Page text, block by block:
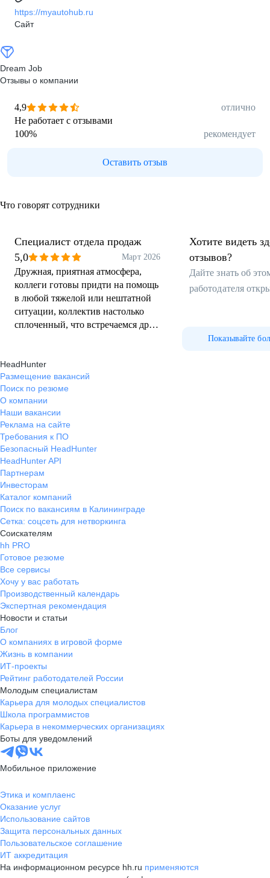
https://myautohub.ru
Сайт
Dream Job
Отзывы о компании
4,9
отлично
Не работает с отзывами
100% рекомендует
Оставить отзыв
Что говорят сотрудники
Специалист отдела продаж
5,0
Март 2026
Дружная, приятная атмосфера,
коллеги готовы придти на помощь
в любой тяжелой или нештатной
ситуации, коллектив настолько
сплоченный, что встречаемся друг
проводим время
Хотите видеть
отзывов?
Дайте знать об
работодателя
Показывайте
HeadHunter
Размещение вакансий
Поиск по резюме
О компании
Наши вакансии
Реклама на сайте
Требования к ПО
Безопасный HeadHunter
HeadHunter API
Партнерам
Инвесторам
Каталог компаний
Поиск по вакансиям в Калининграде
Сетка: соцсеть для нетворкинга
Соискателям
hh PRO
Готовое резюме
Все сервисы
Хочу у вас работать
Производственный календарь
Экспертная рекомендация
Новости и статьи
Блог
О компаниях в игровой форме
Жизнь в компании
ИТ-проекты
Рейтинг работодателей России
Молодым специалистам
Карьера для молодых специалистов
Школа программистов
Карьера в некоммерческих организациях
Боты для уведомлений
Мобильное приложение
Этика и комплаенс
Оказание услуг
Использование сайтов
Защита персональных данных
Пользовательское соглашение
ИТ аккредитация
На информационном ресурсе hh.ru применяются